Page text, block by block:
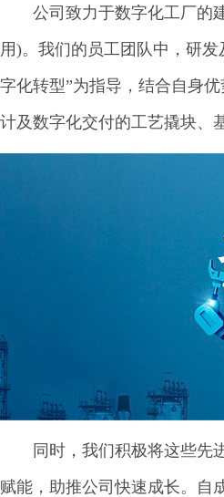
公司致力于数字化工厂的
用)。我们的员工团队中，研
字化转型”为指导，结合自身
计及数字化交付的工艺撬块、
同时，我们积极将这些先
赋能，助推公司快速成长。自